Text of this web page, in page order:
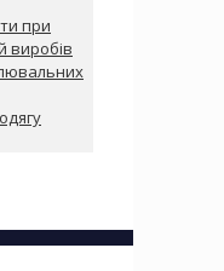
при
виробів